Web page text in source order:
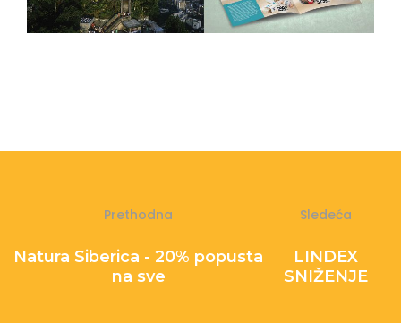
Prethodna
Natura Siberica - 20% popusta
na sve
Sledeća
LINDEX
SNIŽENJE